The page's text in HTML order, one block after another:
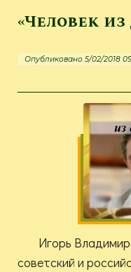
«Человек
Опубликовано 5/02/2018
Игорь
советский и